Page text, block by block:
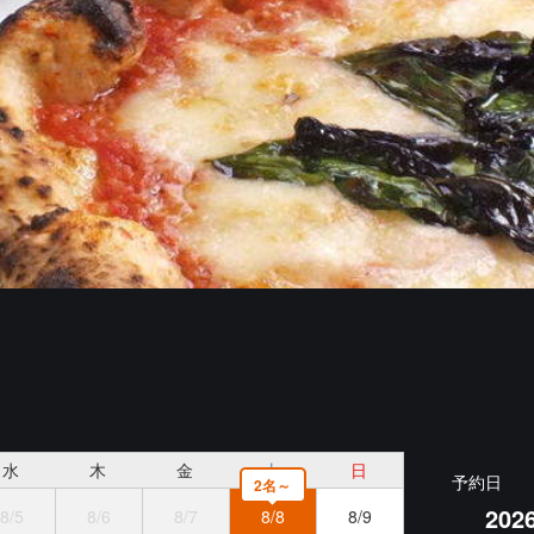
水 木 金 土
日
8/5
8/6 8/7 8/8
2名～
8/9
予約日